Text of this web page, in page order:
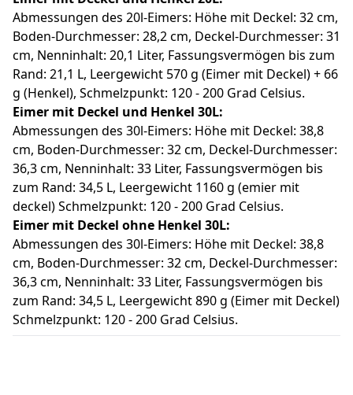
Abmessungen des 20l-Eimers: Höhe mit Deckel: 32 cm,
Boden-Durchmesser: 28,2 cm, Deckel-Durchmesser: 31
cm, Nenninhalt: 20,1 Liter, Fassungsvermögen bis zum
Rand: 21,1 L, Leergewicht 570 g (Eimer mit Deckel) + 66
g (Henkel), Schmelzpunkt: 120 - 200 Grad Celsius.
Eimer mit Deckel und Henkel 30L:
Abmessungen des 30l-Eimers: Höhe mit Deckel: 38,8
cm, Boden-Durchmesser: 32 cm, Deckel-Durchmesser:
36,3 cm, Nenninhalt: 33 Liter, Fassungsvermögen bis
zum Rand: 34,5 L, Leergewicht 1160 g (emier mit
deckel) Schmelzpunkt: 120 - 200 Grad Celsius.
Eimer mit Deckel ohne Henkel 30L:
Abmessungen des 30l-Eimers: Höhe mit Deckel: 38,8
cm, Boden-Durchmesser: 32 cm, Deckel-Durchmesser:
36,3 cm, Nenninhalt: 33 Liter, Fassungsvermögen bis
zum Rand: 34,5 L, Leergewicht 890 g (Eimer mit Deckel)
Schmelzpunkt: 120 - 200 Grad Celsius.